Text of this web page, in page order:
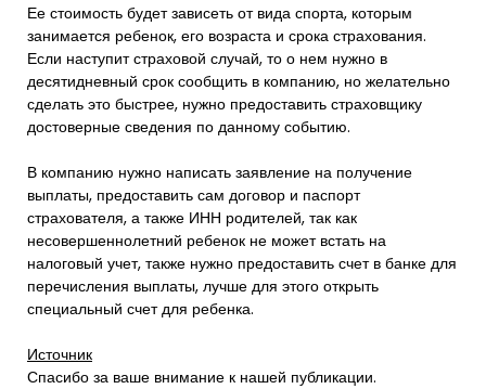
Ее стоимость будет зависеть от вида спорта, которым
занимается ребенок, его возраста и срока страхования.
Если наступит страховой случай, то о нем нужно в
десятидневный срок сообщить в компанию, но желательно
сделать это быстрее, нужно предоставить страховщику
достоверные сведения по данному событию.
В компанию нужно написать заявление на получение
выплаты, предоставить сам договор и паспорт
страхователя, а также ИНН родителей, так как
несовершеннолетний ребенок не может встать на
налоговый учет, также нужно предоставить счет в банке для
перечисления выплаты, лучше для этого открыть
специальный счет для ребенка.
Источник
Спасибо за ваше внимание к нашей публикации.